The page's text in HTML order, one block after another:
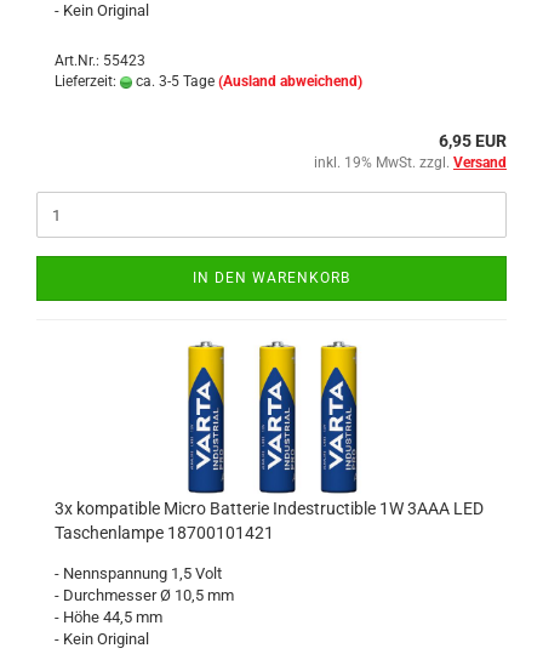
- Kein Original
Art.Nr.: 55423
Lieferzeit:
ca. 3-5 Tage (Ausland abweichend)
6,95 EUR
inkl. 19% MwSt. zzgl. Versand
IN DEN WARENKORB
3x kompatible Micro Batterie Indestructible 1W 3AAA LED
Taschenlampe 18700101421
- Nennspannung 1,5 Volt
- Durchmesser Ø 10,5 mm
- Höhe 44,5 mm
- Kein Original